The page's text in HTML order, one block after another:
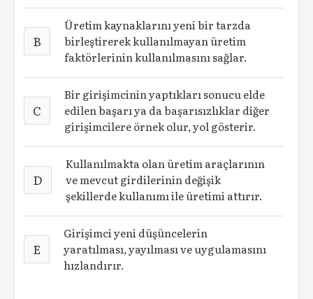
B
Üretim kaynaklarını yeni bir tarzda
birleştirerek kullanılmayan üretim
faktörlerinin kullanılmasını sağlar.
C
Bir girişimcinin yaptıkları sonucu elde
edilen başarı ya da başarısızlıklar diğer
girişimcilere örnek olur, yol gösterir.
D
Kullanılmakta olan üretim araçlarının
ve mevcut girdilerinin değişik
şekillerde kullanımı ile üretimi attırır.
E
Girişimci yeni düşüncelerin
yaratılması, yayılması ve uygulamasını
hızlandırır.